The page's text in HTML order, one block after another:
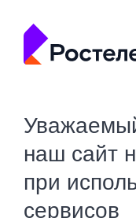
наш сайт
при
сервисов